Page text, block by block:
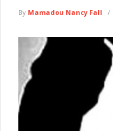
By Mamadou Nancy Fall